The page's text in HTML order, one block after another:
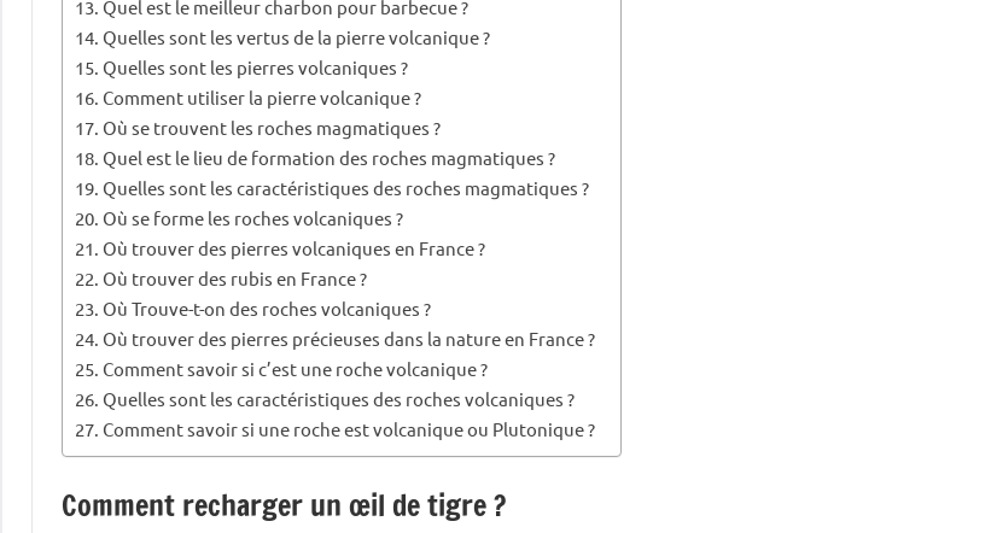
Quel est le meilleur charbon pour barbecue ?
Quelles sont les vertus de la pierre volcanique ?
Quelles sont les pierres volcaniques ?
Comment utiliser la pierre volcanique ?
Où se trouvent les roches magmatiques ?
Quel est le lieu de formation des roches magmatiques ?
Quelles sont les caractéristiques des roches magmatiques ?
Où se forme les roches volcaniques ?
Où trouver des pierres volcaniques en France ?
Où trouver des rubis en France ?
Où Trouve-t-on des roches volcaniques ?
Où trouver des pierres précieuses dans la nature en France ?
Comment savoir si c’est une roche volcanique ?
Quelles sont les caractéristiques des roches volcaniques ?
Comment savoir si une roche est volcanique ou Plutonique ?
Comment recharger un œil de tigre ?